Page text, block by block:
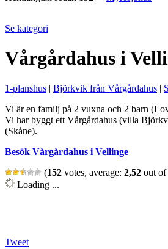
Se kategori
Vårgårdahus i
1-planshus | Björkvik från Vårgårdahus |
Vi är en familj på 2 vuxna och 2 barn
Vi har byggt ett Vårgårdahus (villa
(Skåne).
Besök Vårgårdahus i Vellinge
(152 votes, average: 2,52 out of
Loading ...
Tweet